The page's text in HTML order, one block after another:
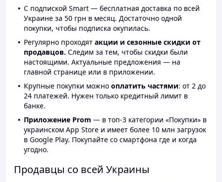
С подпиской Smart — бесплатная доставка по всей
Украине за 50 грн в месяц. Достаточно одной
покупки, чтобы подписка окупилась.
Регулярно проходят акции и сезонные скидки от
продавцов. Следим за тем, чтобы скидки были
настоящими. Актуальные предложения — на
главной странице или в приложении.
Крупные покупки можно оплатить частями: от 2 до
24 платежей. Нужен только кредитный лимит в
банке.
Приложение Prom — в топ-3 категории «Покупки» в
украинском App Store и имеет более 10 млн загрузок
в Google Play. Покупайте со смартфона где и когда
угодно.
Продавцы со всей Украины